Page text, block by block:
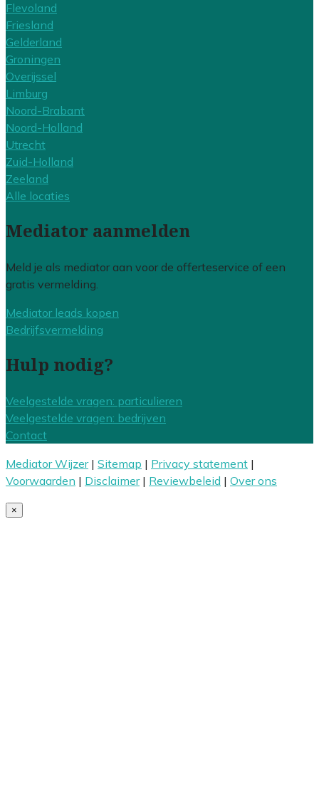
Flevoland
Friesland
Gelderland
Groningen
Overijssel
Limburg
Noord-Brabant
Noord-Holland
Utrecht
Zuid-Holland
Zeeland
Alle locaties
Mediator aanmelden
Meld je als mediator aan voor de offerteservice of een
gratis vermelding.
Mediator leads kopen
Bedrijfsvermelding
Hulp nodig?
Veelgestelde vragen: particulieren
Veelgestelde vragen: bedrijven
Contact
Mediator Wijzer| Sitemap | Privacy statement |
Voorwaarden | Disclaimer| Reviewbeleid | Over ons
×